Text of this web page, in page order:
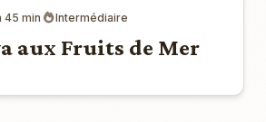
45 min Intermédiaire
aux Fruits de Mer